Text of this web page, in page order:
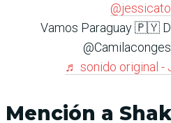
Vamos Paraguay 🇵🇾
♬ sonido original -
Mención a